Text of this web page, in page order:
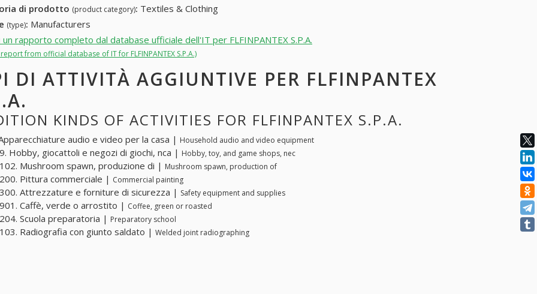
di prodotto (product category): Textiles & Clothing
(type): Manufacturers
rapporto completo dal database ufficiale dell'IT per FLFINPANTEX S.P.A.
from official database of IT for FLFINPANTEX S.P.A.)
DI ATTIVITÀ AGGIUNTIVE PER FLFINPANTEX
KINDS OF ACTIVITIES FOR FLFINPANTEX S.P.A.
audio e video per la casa | Household audio and video equipment
Hobby, giocattoli e negozi di giochi, nca | Hobby, toy, and game shops, nec
Mushroom spawn, produzione di | Mushroom spawn, production of
Pittura commerciale | Commercial painting
Attrezzature e forniture di sicurezza | Safety equipment and supplies
Caffè, verde o arrostito | Coffee, green or roasted
Scuola preparatoria | Preparatory school
Radiografia con giunto saldato | Welded joint radiographing